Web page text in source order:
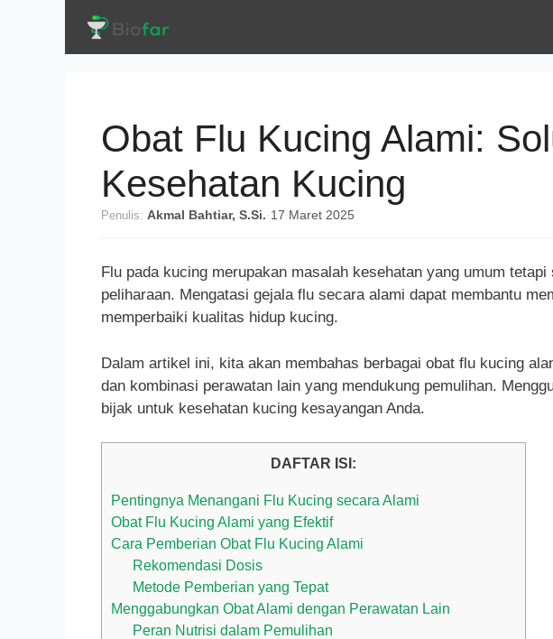
Obat Flu Kucing Alami:
Kesehatan Kucing
Penulis: Akmal Bahtiar, S.Si. · 17 Maret 2025
Flu pada kucing merupakan masalah kesehatan yang umum
peliharaan. Mengatasi gejala flu secara alami dapat membantu
memperbaiki kualitas hidup kucing.
Dalam artikel ini, kita akan membahas berbagai obat flu kucing
dan kombinasi perawatan lain yang mendukung pemulihan.
bijak untuk kesehatan kucing kesayangan Anda.
DAFTAR ISI:
Pentingnya Menangani Flu Kucing secara Alami
Obat Flu Kucing Alami yang Efektif
Cara Pemberian Obat Flu Kucing Alami
Rekomendasi Dosis
Metode Pemberian yang Tepat
Menggabungkan Obat Alami dengan Perawatan Lain
Peran Nutrisi dalam Pemulihan